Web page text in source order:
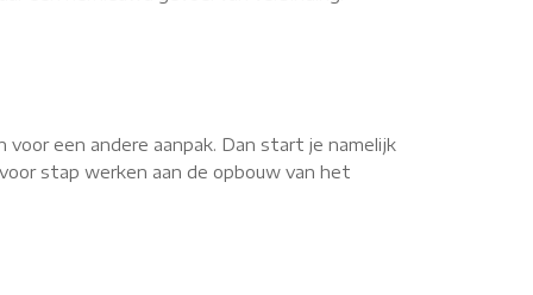
een andere aanpak. Dan start je namelijk
stap werken aan de opbouw van het